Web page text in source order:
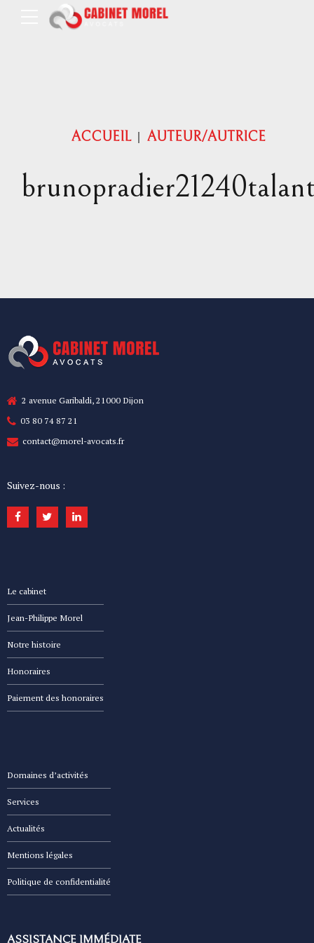
ACCUEIL AUTEUR/AUTRICE
2 avenue Garibaldi, 21000 Dijon
03 80 74 87 21
contact@morel-avocats.fr
Suivez-nous :
Le cabinet
Jean-Philippe Morel
Notre histoire
Honoraires
Paiement des honoraires
Domaines d’activités
Services
Actualités
Mentions légales
Politique de confidentialité
ASSISTANCE IMMÉDIATE